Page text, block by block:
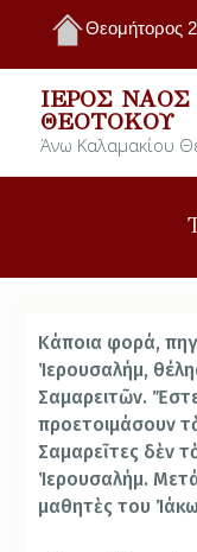
Θεομήτορος
ΙΕΡΌΣ
ΘΕΟΤΌΚΟΥ
Άνω Καλαμακίου
Κάποια φορά,
Ἱερουσαλήμ,
Σαμαρειτῶν.
προετοιμάσουν
Σαμαρεῖτες δὲν
Ἱερουσαλήμ.
μαθητὲς του